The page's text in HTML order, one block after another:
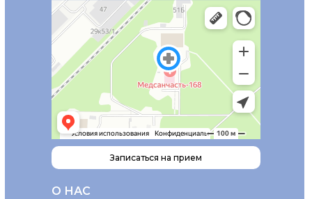
О НАС
Записаться на прием